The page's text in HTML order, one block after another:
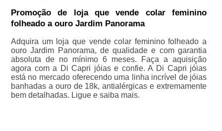
Promoção de loja que vende colar feminino
folheado a ouro Jardim Panorama
Adquira um loja que vende colar feminino folheado a
ouro Jardim Panorama, de qualidade e com garantia
absoluta de no mínimo 6 meses. Faça a aquisição
agora com a Di Capri jóias e confie. A Di Capri jóias
está no mercado oferecendo uma linha incrível de jóias
banhadas a ouro de 18k, antialérgicas e extremamente
bem detalhadas. Ligue e saiba mais.